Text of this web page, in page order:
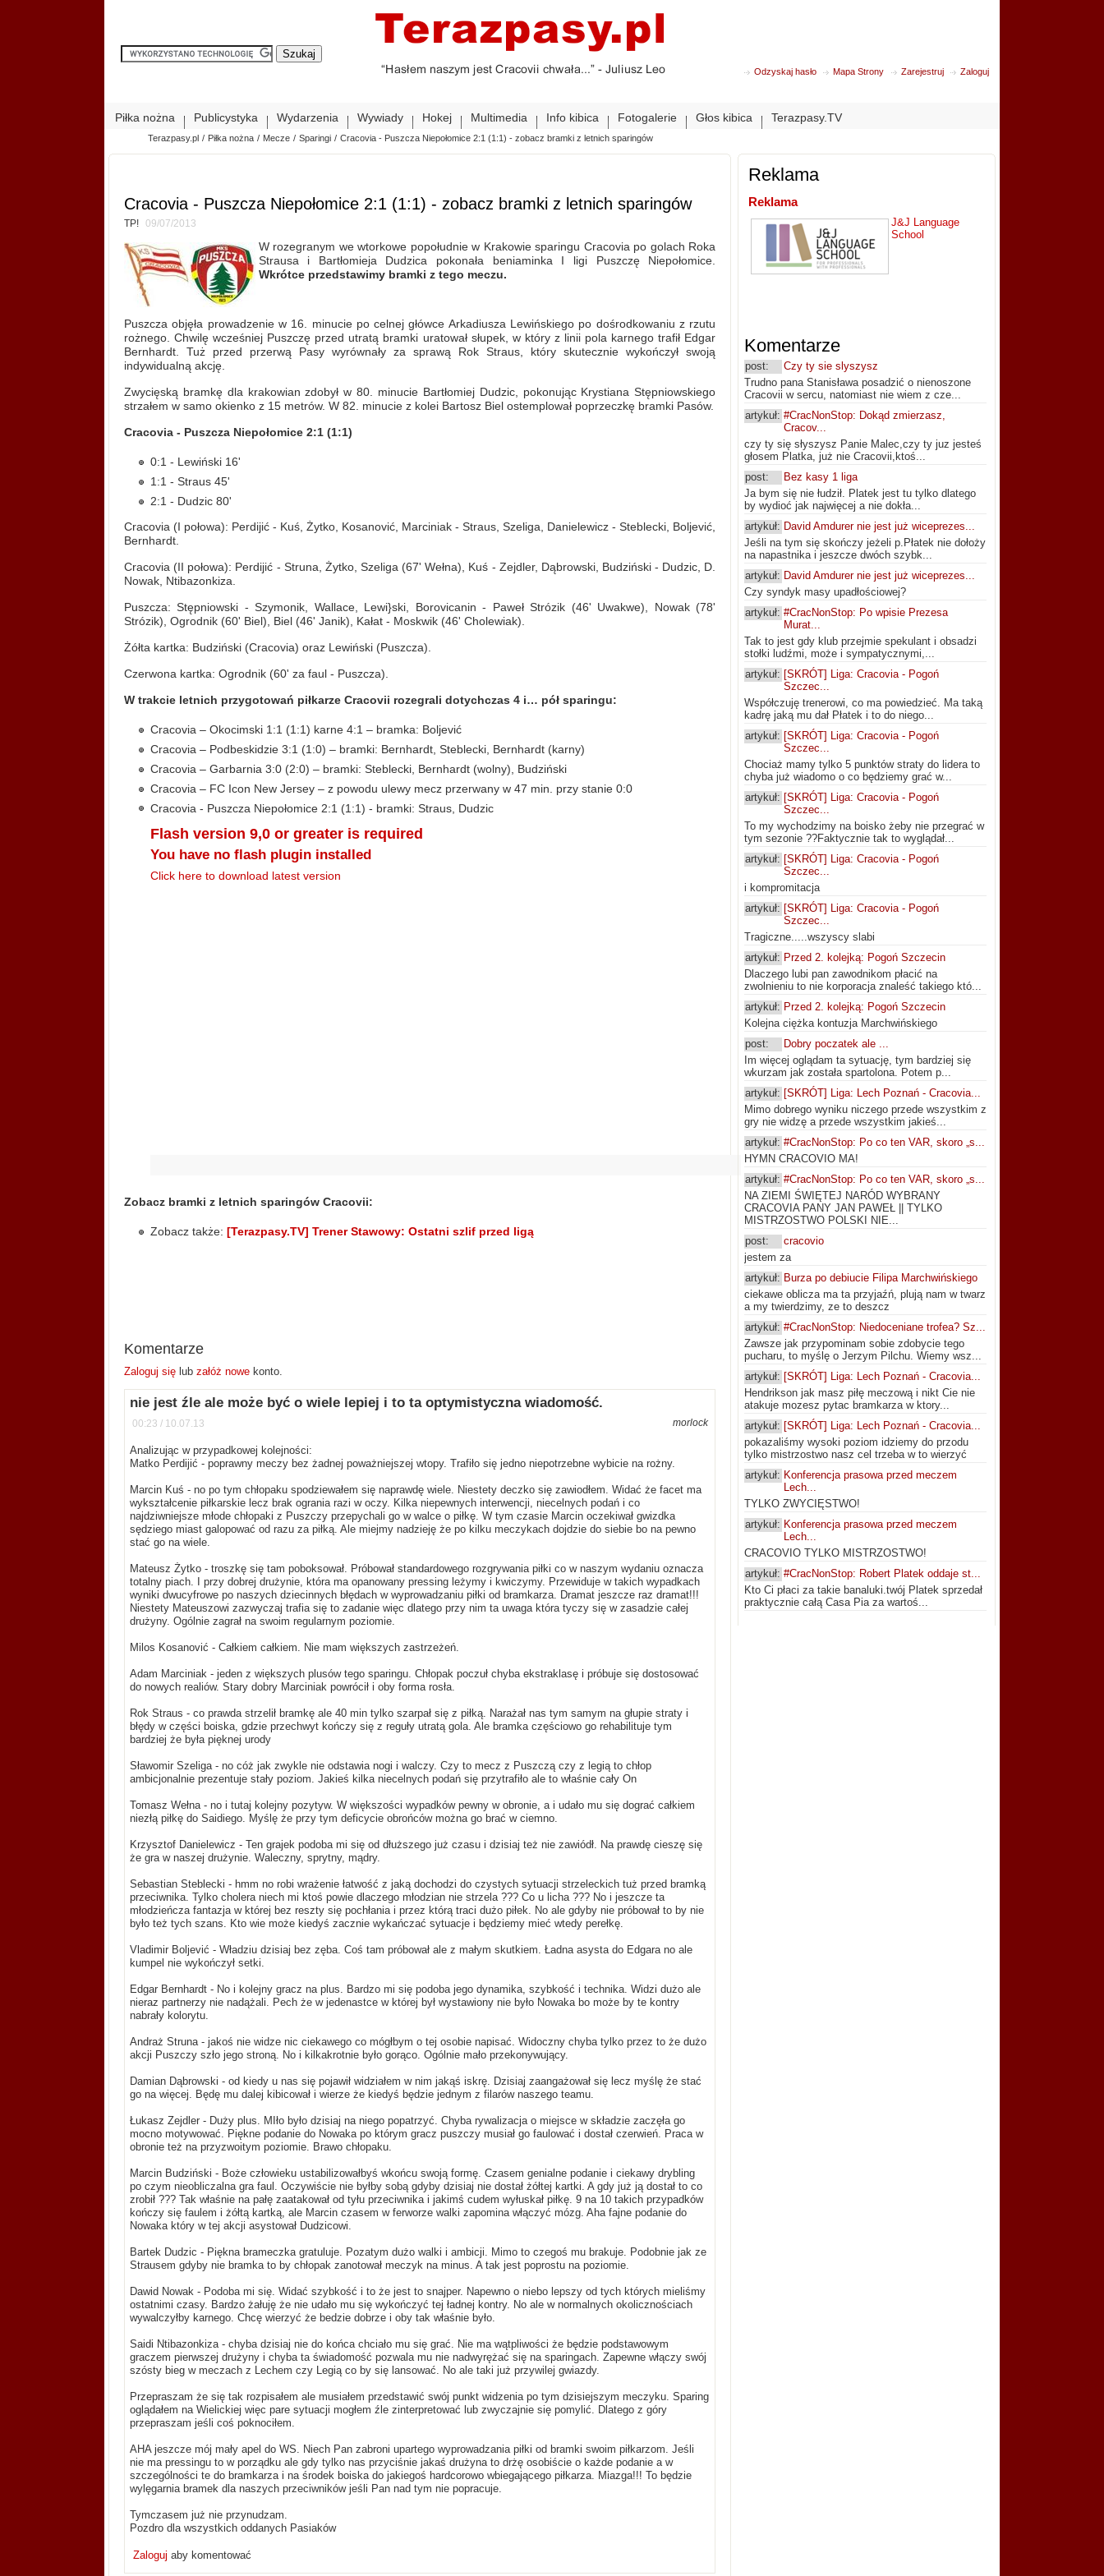
Odzyskaj hasło Mapa Strony Zarejestruj Zaloguj
Piłka nożna Publicystyka Wydarzenia Wywiady Hokej Multimedia Info kibica Fotogalerie Głos kibica Terazpasy.TV
Terazpasy.pl / Piłka nożna / Mecze / Sparingi / Cracovia - Puszcza Niepołomice 2:1 (1:1) - zobacz bramki z letnich sparingów
Cracovia - Puszcza Niepołomice 2:1 (1:1) - zobacz bramki z letnich sparingów
TP! 09/07/2013
W rozegranym we wtorkowe popołudnie w Krakowie sparingu Cracovia po golach Roka
Strausa i Bartłomieja Dudzica pokonała beniaminka I ligi Puszczę Niepołomice.
Wkrótce przedstawimy bramki z tego meczu.
Puszcza objęła prowadzenie w 16. minucie po celnej główce Arkadiusza Lewińskiego po dośrodkowaniu z rzutu
rożnego. Chwilę wcześniej Puszczę przed utratą bramki uratował słupek, w który z linii pola karnego trafił Edgar
Bernhardt. Tuż przed przerwą Pasy wyrównały za sprawą Rok Straus, który skutecznie wykończył swoją
indywidualną akcję.
Zwycięską bramkę dla krakowian zdobył w 80. minucie Bartłomiej Dudzic, pokonując Krystiana Stępniowskiego
strzałem w samo okienko z 15 metrów. W 82. minucie z kolei Bartosz Biel ostemplował poprzeczkę bramki Pasów.
Cracovia - Puszcza Niepołomice 2:1 (1:1)
0:1 - Lewiński 16'
1:1 - Straus 45'
2:1 - Dudzic 80'
Cracovia (I połowa): Perdijić - Kuś, Żytko, Kosanović, Marciniak - Straus, Szeliga, Danielewicz - Steblecki, Boljević,
Bernhardt.
Cracovia (II połowa): Perdijić - Struna, Żytko, Szeliga (67' Wełna), Kuś - Zejdler, Dąbrowski, Budziński - Dudzic, D.
Nowak, Ntibazonkiza.
Puszcza: Stępniowski - Szymonik, Wallace, Lewi}ski, Borovicanin - Paweł Strózik (46' Uwakwe), Nowak (78'
Strózik), Ogrodnik (60' Biel), Biel (46' Janik), Kałat - Moskwik (46' Cholewiak).
Żółta kartka: Budziński (Cracovia) oraz Lewiński (Puszcza).
Czerwona kartka: Ogrodnik (60' za faul - Puszcza).
W trakcie letnich przygotowań piłkarze Cracovii rozegrali dotychczas 4 i… pół sparingu:
Cracovia – Okocimski 1:1 (1:1) karne 4:1 – bramka: Boljević
Cracovia – Podbeskidzie 3:1 (1:0) – bramki: Bernhardt, Steblecki, Bernhardt (karny)
Cracovia – Garbarnia 3:0 (2:0) – bramki: Steblecki, Bernhardt (wolny), Budziński
Cracovia – FC Icon New Jersey – z powodu ulewy mecz przerwany w 47 min. przy stanie 0:0
Cracovia - Puszcza Niepołomice 2:1 (1:1) - bramki: Straus, Dudzic
Flash version 9,0 or greater is required
You have no flash plugin installed
Click here to download latest version
Zobacz bramki z letnich sparingów Cracovii:
Zobacz także: [Terazpasy.TV] Trener Stawowy: Ostatni szlif przed ligą
Komentarze
Zaloguj się lub załóż nowe konto.
nie jest źle ale może być o wiele lepiej i to ta optymistyczna wiadomość.
morlock
00:23 / 10.07.13
Analizując w przypadkowej kolejności:
Matko Perdijić - poprawny meczy bez żadnej poważniejszej wtopy. Trafiło się jedno niepotrzebne wybicie na rożny.
Marcin Kuś - no po tym chłopaku spodziewałem się naprawdę wiele. Niestety deczko się zawiodłem. Widać że facet ma
wykształcenie piłkarskie lecz brak ogrania razi w oczy. Kilka niepewnych interwencji, niecelnych podań i co
najdziwniejsze młode chłopaki z Puszczy przepychali go w walce o piłkę. W tym czasie Marcin oczekiwał gwizdka
sędziego miast galopować od razu za piłką. Ale miejmy nadzieję że po kilku meczykach dojdzie do siebie bo na pewno
stać go na wiele.
Mateusz Żytko - troszkę się tam poboksował. Próbował standardowego rozgrywania piłki co w naszym wydaniu oznacza
totalny piach. I przy dobrej drużynie, która ma opanowany pressing leżymy i kwiczymy. Przewiduje w takich wypadkach
wyniki dwucyfrowe po naszych dziecinnych błędach w wyprowadzaniu piłki od bramkarza. Dramat jeszcze raz dramat!!!
Niestety Mateuszowi zazwyczaj trafia się to zadanie więc dlatego przy nim ta uwaga która tyczy się w zasadzie całej
drużyny. Ogólnie zagrał na swoim regularnym poziomie.
Milos Kosanović - Całkiem całkiem. Nie mam większych zastrzeżeń.
Adam Marciniak - jeden z większych plusów tego sparingu. Chłopak poczuł chyba ekstraklasę i próbuje się dostosować
do nowych realiów. Stary dobry Marciniak powrócił i oby forma rosła.
Rok Straus - co prawda strzelił bramkę ale 40 min tylko szarpał się z piłką. Narażał nas tym samym na głupie straty i
błędy w części boiska, gdzie przechwyt kończy się z reguły utratą gola. Ale bramka częściowo go rehabilituje tym
bardziej że była pięknej urody
Sławomir Szeliga - no cóż jak zwykle nie odstawia nogi i walczy. Czy to mecz z Puszczą czy z legią to chłop
ambicjonalnie prezentuje stały poziom. Jakieś kilka niecelnych podań się przytrafiło ale to właśnie cały On
Tomasz Wełna - no i tutaj kolejny pozytyw. W większości wypadków pewny w obronie, a i udało mu się dograć całkiem
niezłą piłkę do Saidiego. Myślę że przy tym deficycie obrońców można go brać w ciemno.
Krzysztof Danielewicz - Ten grajek podoba mi się od dłuższego już czasu i dzisiaj też nie zawiódł. Na prawdę cieszę się
że gra w naszej drużynie. Waleczny, sprytny, mądry.
Sebastian Steblecki - hmm no robi wrażenie łatwość z jaką dochodzi do czystych sytuacji strzeleckich tuż przed bramką
przeciwnika. Tylko cholera niech mi ktoś powie dlaczego młodzian nie strzela ??? Co u licha ??? No i jeszcze ta
młodzieńcza fantazja w której bez reszty się pochłania i przez którą traci dużo piłek. No ale gdyby nie próbował to by nie
było też tych szans. Kto wie może kiedyś zacznie wykańczać sytuacje i będziemy mieć wtedy perełkę.
Vladimir Boljević - Władziu dzisiaj bez zęba. Coś tam próbował ale z małym skutkiem. Ładna asysta do Edgara no ale
kumpel nie wykończył setki.
Edgar Bernhardt - No i kolejny gracz na plus. Bardzo mi się podoba jego dynamika, szybkość i technika. Widzi dużo ale
nieraz partnerzy nie nadążali. Pech że w jedenastce w której był wystawiony nie było Nowaka bo może by te kontry
nabrały kolorytu.
Andraż Struna - jakoś nie widze nic ciekawego co mógłbym o tej osobie napisać. Widoczny chyba tylko przez to że dużo
akcji Puszczy szło jego stroną. No i kilkakrotnie było gorąco. Ogólnie mało przekonywujący.
Damian Dąbrowski - od kiedy u nas się pojawił widziałem w nim jakąś iskrę. Dzisiaj zaangażował się lecz myślę że stać
go na więcej. Będę mu dalej kibicował i wierze że kiedyś będzie jednym z filarów naszego teamu.
Łukasz Zejdler - Duży plus. MIło było dzisiaj na niego popatrzyć. Chyba rywalizacja o miejsce w składzie zaczęła go
mocno motywować. Piękne podanie do Nowaka po którym gracz puszczy musiał go faulować i dostał czerwień. Praca w
obronie też na przyzwoitym poziomie. Brawo chłopaku.
Marcin Budziński - Boże człowieku ustabilizowałbyś wkońcu swoją formę. Czasem genialne podanie i ciekawy drybling
po czym nieobliczalna gra faul. Oczywiście nie byłby sobą gdyby dzisiaj nie dostał żółtej kartki. A gdy już ją dostał to co
zrobił ??? Tak właśnie na pałę zaatakował od tyłu przeciwnika i jakimś cudem wyłuskał piłkę. 9 na 10 takich przypadków
kończy się faulem i żółtą kartką, ale Marcin czasem w ferworze walki zapomina włączyć mózg. Aha fajne podanie do
Nowaka który w tej akcji asystował Dudzicowi.
Bartek Dudzic - Piękna brameczka gratuluje. Pozatym dużo walki i ambicji. Mimo to czegoś mu brakuje. Podobnie jak ze
Strausem gdyby nie bramka to by chłopak zanotował meczyk na minus. A tak jest poprostu na poziomie.
Dawid Nowak - Podoba mi się. Widać szybkość i to że jest to snajper. Napewno o niebo lepszy od tych których mieliśmy
ostatnimi czasy. Bardzo żałuję że nie udało mu się wykończyć tej ładnej kontry. No ale w normalnych okolicznościach
wywalczyłby karnego. Chcę wierzyć że bedzie dobrze i oby tak właśnie było.
Saidi Ntibazonkiza - chyba dzisiaj nie do końca chciało mu się grać. Nie ma wątpliwości że będzie podstawowym
graczem pierwszej drużyny i chyba ta świadomość pozwala mu nie nadwyrężać się na sparingach. Zapewne włączy swój
szósty bieg w meczach z Lechem czy Legią co by się lansować. No ale taki już przywilej gwiazdy.
Przepraszam że się tak rozpisałem ale musiałem przedstawić swój punkt widzenia po tym dzisiejszym meczyku. Sparing
oglądałem na Wielickiej więc pare sytuacji mogłem źle zinterpretować lub zwyczajnie się pomylić. Dlatego z góry
przepraszam jeśli coś poknociłem.
AHA jeszcze mój mały apel do WS. Niech Pan zabroni upartego wyprowadzania piłki od bramki swoim piłkarzom. Jeśli
nie ma pressingu to w porządku ale gdy tylko nas przyciśnie jakaś drużyna to drżę osobiście o każde podanie a w
szczególności te do bramkarza i na środek boiska do jakiegoś hardcorowo wbiegającego piłkarza. Miazga!!! To będzie
wylęgarnia bramek dla naszych przeciwników jeśli Pan nad tym nie popracuje.
Tymczasem już nie przynudzam.
Pozdro dla wszystkich oddanych Pasiaków
Zalogujaby komentować
Reklama
Reklama
J&J Language
School
Komentarze
post:
Czy ty sie slyszysz
Trudno pana Stanisława posadzić o nienoszone
Cracovii w sercu, natomiast nie wiem z cze...
artykuł: #CracNonStop: Dokąd zmierzasz,
Cracov...
czy ty się słyszysz Panie Malec,czy ty juz jesteś
głosem Platka, już nie Cracovii,ktoś...
post:
Bez kasy 1 liga
Ja bym się nie łudził. Platek jest tu tylko dlatego
by wydioć jak najwięcej a nie dokła...
artykuł: David Amdurer nie jest już wiceprezes...
Jeśli na tym się skończy jeżeli p.Płatek nie dołoży
na napastnika i jeszcze dwóch szybk...
artykuł: David Amdurer nie jest już wiceprezes...
Czy syndyk masy upadłościowej?
artykuł: #CracNonStop: Po wpisie Prezesa
Murat...
Tak to jest gdy klub przejmie spekulant i obsadzi
stołki ludźmi, może i sympatycznymi,...
artykuł: [SKRÓT] Liga: Cracovia - Pogoń
Szczec...
Współczuję trenerowi, co ma powiedzieć. Ma taką
kadrę jaką mu dał Płatek i to do niego...
artykuł: [SKRÓT] Liga: Cracovia - Pogoń
Szczec...
Chociaż mamy tylko 5 punktów straty do lidera to
chyba już wiadomo o co będziemy grać w...
artykuł: [SKRÓT] Liga: Cracovia - Pogoń
Szczec...
To my wychodzimy na boisko żeby nie przegrać w
tym sezonie ??Faktycznie tak to wyglądał...
artykuł: [SKRÓT] Liga: Cracovia - Pogoń
Szczec...
i kompromitacja
artykuł: [SKRÓT] Liga: Cracovia - Pogoń
Szczec...
Tragiczne.....wszyscy slabi
artykuł: Przed 2. kolejką: Pogoń Szczecin
Dlaczego lubi pan zawodnikom płacić na
zwolnieniu to nie korporacja znaleść takiego któ...
artykuł: Przed 2. kolejką: Pogoń Szczecin
Kolejna ciężka kontuzja Marchwińskiego
post:
Dobry poczatek ale ...
Im więcej oglądam ta sytuację, tym bardziej się
wkurzam jak została spartolona. Potem p...
artykuł: [SKRÓT] Liga: Lech Poznań - Cracovia...
Mimo dobrego wyniku niczego przede wszystkim z
gry nie widzę a przede wszystkim jakieś...
artykuł: #CracNonStop: Po co ten VAR, skoro „s...
HYMN CRACOVIO MA!
artykuł: #CracNonStop: Po co ten VAR, skoro „s...
NA ZIEMI ŚWIĘTEJ NARÓD WYBRANY
CRACOVIA PANY JAN PAWEŁ || TYLKO
MISTRZOSTWO POLSKI NIE...
post:
cracovio
jestem za
artykuł: Burza po debiucie Filipa Marchwińskiego
ciekawe oblicza ma ta przyjaźń, plują nam w twarz
a my twierdzimy, ze to deszcz
artykuł: #CracNonStop: Niedoceniane trofea? Sz...
Zawsze jak przypominam sobie zdobycie tego
pucharu, to myślę o Jerzym Pilchu. Wiemy wsz...
artykuł: [SKRÓT] Liga: Lech Poznań - Cracovia...
Hendrikson jak masz piłę meczową i nikt Cie nie
atakuje mozesz pytac bramkarza w ktory...
artykuł: [SKRÓT] Liga: Lech Poznań - Cracovia...
pokazaliśmy wysoki poziom idziemy do przodu
tylko mistrzostwo nasz cel trzeba w to wierzyć
artykuł: Konferencja prasowa przed meczem
Lech...
TYLKO ZWYCIĘSTWO!
artykuł: Konferencja prasowa przed meczem
Lech...
CRACOVIO TYLKO MISTRZOSTWO!
artykuł: #CracNonStop: Robert Platek oddaje st...
Kto Ci płaci za takie banaluki.twój Platek sprzedał
praktycznie całą Casa Pia za wartoś...